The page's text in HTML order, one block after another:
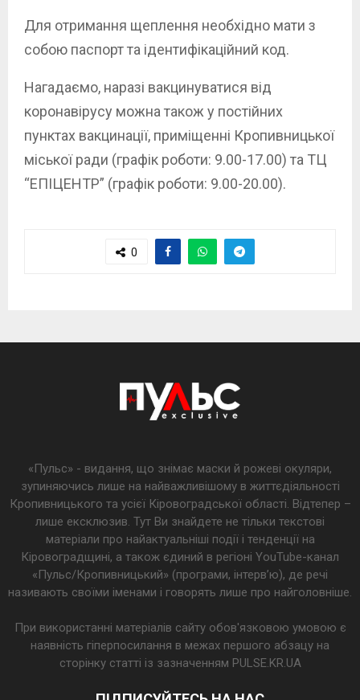
Для отримання щеплення необхідно мати з
собою паспорт та ідентифікаційний код.
Нагадаємо, наразі вакцинуватися від
коронавірусу можна також у постійних
пунктах вакцинації, приміщенні Кропивницької
міської ради (графік роботи: 9.00-17.00) та ТЦ
“ЕПІЦЕНТР” (графік роботи: 9.00-20.00).
0
«Пульс» - видання, що знімає маски й рожеві окуляри,
зупиняючись лише на найважливішому в життєдіяльності
Кропивницького та усієї Кіровоградської області. Відтепер –
лише ексклюзив. Тут Ви знайдете не тільки текстові
матеріали про найактуальніші події і тенденції на
Кіровоградщині, а також єдиний в регіоні YouTube-канал
«Пульс/Кропивницький» (програми, інтерв’ю), де речі
називають своїми іменами і говорять лише про найголовніше.
При використанні матеріалів сайту обов'язковою умовою є
наявність гіперпосилання в межах першого абзацу на
сторінку статті із зазначенням PULSE.KR.UA